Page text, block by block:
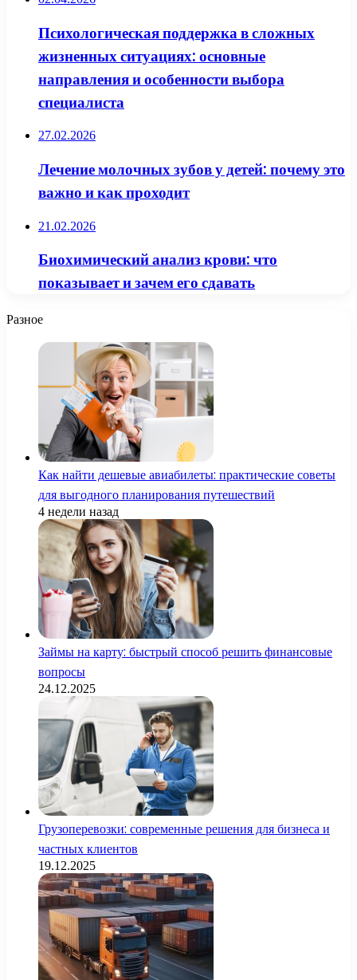
Психологическая поддержка в сложных
жизненных ситуациях: основные
направления и особенности выбора
специалиста
27.02.2026
Лечение молочных зубов у детей: почему это
важно и как проходит
21.02.2026
Биохимический анализ крови: что
показывает и зачем его сдавать
Разное
Как найти дешевые авиабилеты: практические советы
для выгодного планирования путешествий
4 недели назад
Займы на карту: быстрый способ решить финансовые
вопросы
24.12.2025
Грузоперевозки: современные решения для бизнеса и
частных клиентов
19.12.2025